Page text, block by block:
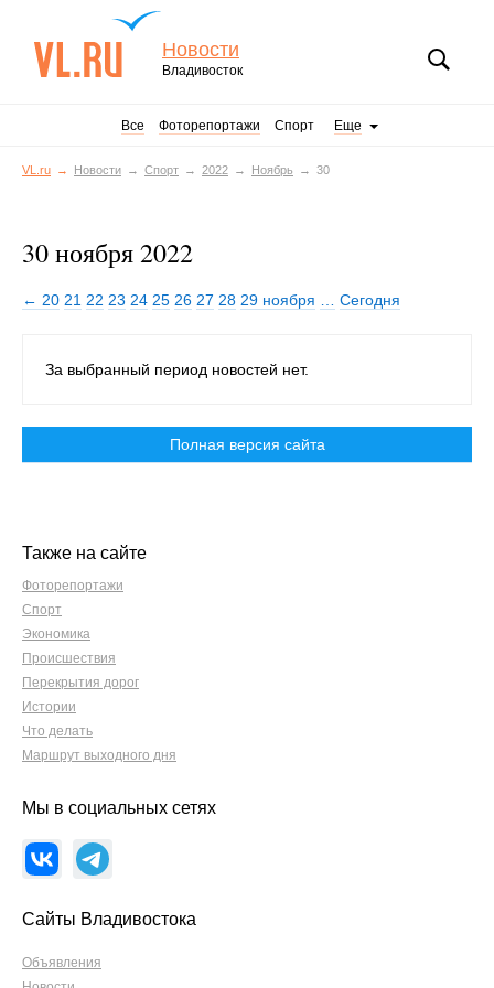
Новости
Владивосток
Все Фоторепортажи Спорт Еще
VL.ru Новости Спорт 2022 Ноябрь 30
30 ноября 2022
← 20 21 22 23 24 25 26 27 28 29 ноября Сегодня
За выбранный период новостей нет.
Полная версия сайта
Также на сайте
Фоторепортажи
Спорт
Экономика
Происшествия
Перекрытия дорог
Истории
Что делать
Маршрут выходного дня
Мы в социальных сетях
Сайты Владивостока
Объявления